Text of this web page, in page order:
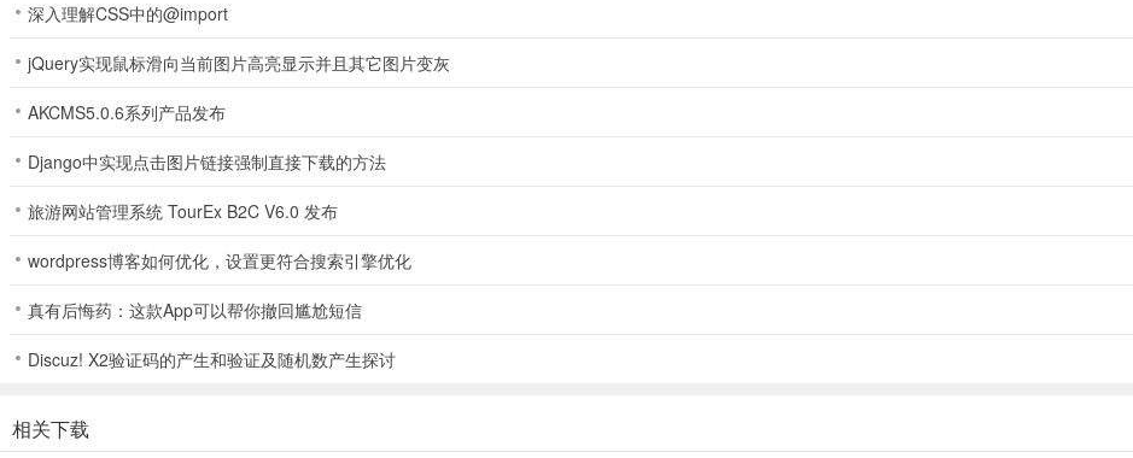
-自定义纸牌背面
-自定义背景
-成绩单
-左手或右手游戏模式
-游戏中断时自动保存
-无次数限制的撤销功能
-自动完成以结束游戏
-标准计分模式
-统计
深入理解CSS中的@import
jQuery实现鼠标滑向当前图片高亮显示并且其它图片变灰
AKCMS5.0.6系列产品发布
Django中实现点击图片链接强制直接下载的方法
旅游网站管理系统 TourEx B2C V6.0 发布
wordpress博客如何优化，设置更符合搜索引擎优化
真有后悔药：这款App可以帮你撤回尴尬短信
Discuz! X2验证码的产生和验证及随机数产生探讨
相关下载